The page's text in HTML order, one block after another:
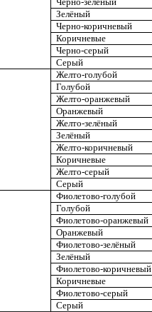
Зелёный
Черно-коричневый
Коричневые
Черно-серый
Серый
Желто-голубой
Голубой
Желто-оранжевый
Оранжевый
Желто-зелёный
Зелёный
Желто-коричневый
Коричневые
Желто-серый
Серый
Фиолетово-голубой
Голубой
Фиолетово-оранжевый
Оранжевый
Фиолетово-зелёный
Зелёный
Фиолетово-коричневый
Коричневые
Фиолетово-серый
Серый